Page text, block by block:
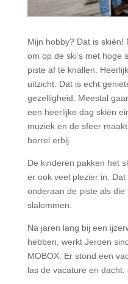
Mijn hobby? Dat is skiën!
om op de ski’s met hoge
piste af te knallen.
uitzicht. Dat is echt
gezelligheid. Meestal
een heerlijke dag skiën
muziek en de sfeer
borrel erbij.
De kinderen pakken het
er ook veel plezier in.
onderaan de piste als
slalommen.
Na jaren lang bij een
hebben, werkt Jeroen
MOBOX. Er stond een
las de vacature en dacht: